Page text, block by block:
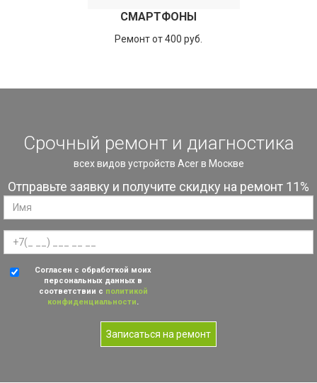
СМАРТФОНЫ
Ремонт от 400 руб.
Срочный ремонт и диагностика
всех видов устройств Acer в Москве
Отправьте заявку и получите скидку на ремонт 11%
Согласен с обработкой моих
персональных данных в
соответствии с политикой
конфиденциальности.
Записаться на ремонт